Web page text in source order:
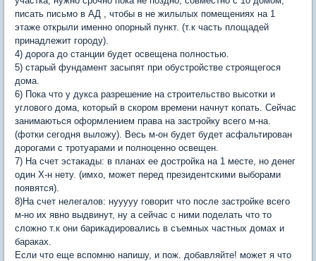
писать письмо в АД , чтобы в не жилылых помещениях на 1
этаже открыли именно опорный пункт. (т.к часть площадей
принадлежит городу).
4) дорога до станции будет освещена полностью.
5) старый фундамент засыпят при обустройстве строящегося
дома.
6) Пока что у дукса разрешение на строительство высотки и
углового дома, который в скором времени начнут копать. Сейчас
занимаються оформлением права на застройку всего м-на.
(фотки сегодня выложу). Весь м-он будет будет асфальтирован
дорогами с тротуарами и полноценно освещен.
7) На счет эстакады: в планах ее достройка на 1 месте, но денег
один Х-н нету. (имхо, может перед президентскими выборами
появятся).
8)На счет нелегалов: нууууу говорит что после застройке всего
м-но их явно выдвинут, ну а сейчас с ними поделать что то
сложно т.к они барикадировались в съемных частных домах и
бараках.
Если что еще вспомню напишу, и пож. добавляйте! может я что